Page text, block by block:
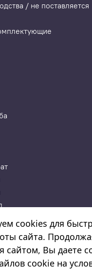
/ не поставляется
Леонидовна
ОГРНИП
cookies для
сайта.
сайтом, Вы даете
cookie на